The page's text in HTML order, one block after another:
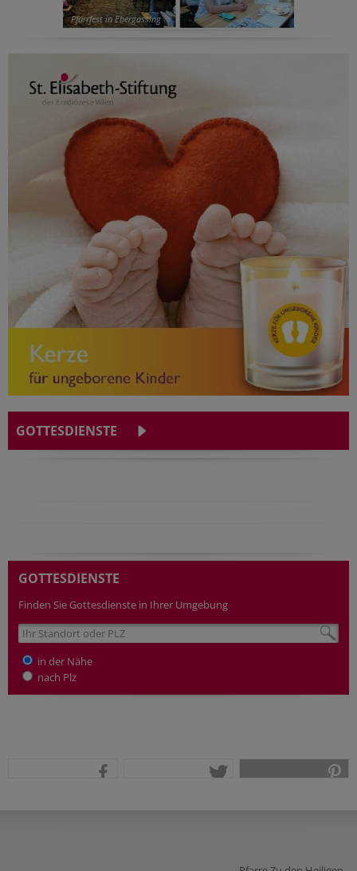
Pfarrfest in Ebergassing
GOTTESDIENSTE
GOTTESDIENSTE
Finden Sie Gottesdienste in Ihrer Umgebung
in der Nähe
nach Plz